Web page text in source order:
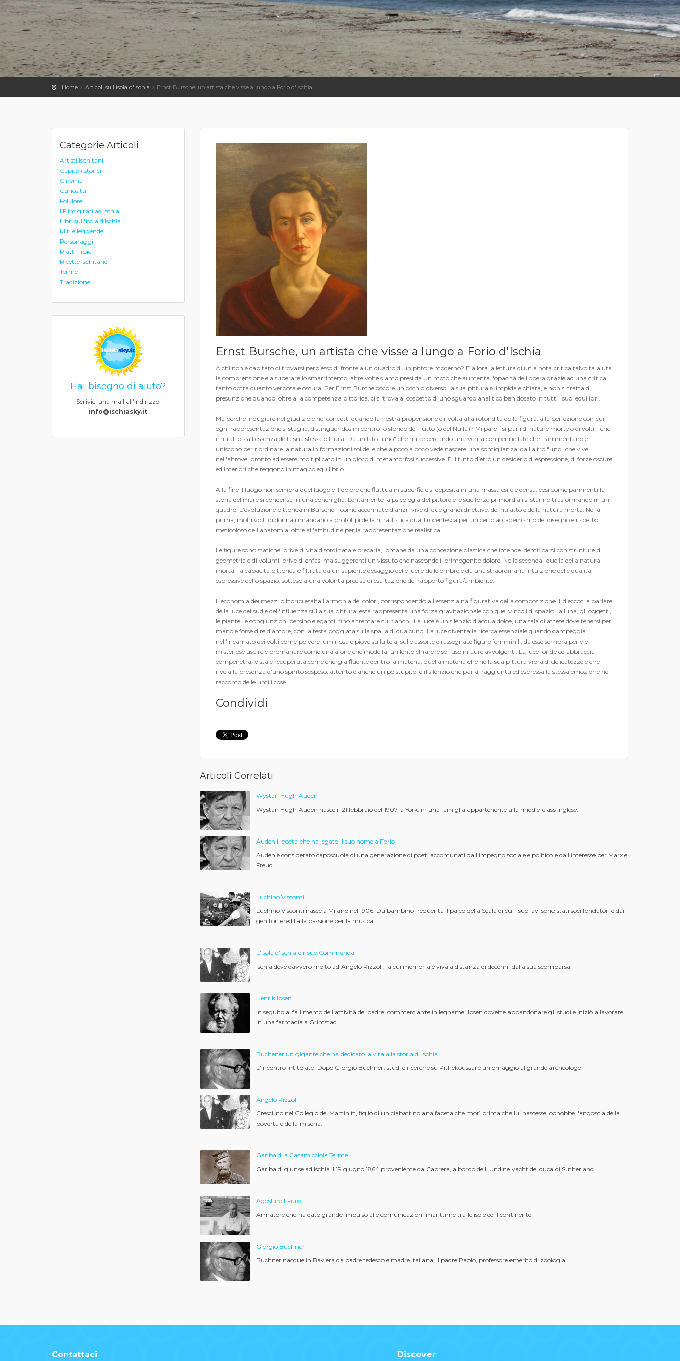
Home Articoli sull'isola d'Ischia Ernst Bursche, un artista che visse a lungo a Forio d'Ischia
Categorie Articoli
Artisti Ischitani
Capitoli storici
Cinema
Curiosità
Folklore
I Film girati ad Ischia
Libri sull'isola d'Ischia
Miti e leggende
Personaggi
Piatti Tipici
Ricette Ischitane
Terme
Tradizione
Hai bisogno di aiuto?
Scrivici una mail all'indirizzo
info@ischiasky.it
Ernst Bursche, un artista che visse a lungo a Forio d'Ischia
A chi non è capitato di trovarsi perplesso di fronte a un quadro di un pittore moderno? E allora la lettura di un a nota critica talvolta aiuta
la comprensione e a superare lo smarrimento, altre volte siamo presi da un moto che aumenta l'opacità dell'opera grazie ad una critica
tanto dotta quanto verbosa e oscura. Per Ernst Burche occore un occhio diverso: la sua pittura è limpida e chiara, e non si tratta di
presunzione quando, oltre alla competenza pittorica, ci si trova al cospetto di uno sguardo analitico ben dosato in tutti i suoi equilibri.
Ma perchè indugiare nel giudizio e nei concetti quando la nostra propensione è rivolta alla rotondità della figura, alla perfezione con cui
ogni rappresentazione si staglia, distinguendosim contro lo sfondo del Tutto (o del Nulla)? Mi pare - si parli di nature morte o di volti - che
il ritratto sia l'essenza della sua stessa pittura. Da un lato "uno" che ritrae cercando una verità con pennellate che frammentano e
uniscono per riordinare la natura in formazioni solide, e che a poco a poco vede nascere una somiglianza; dall'altro "uno" che vive
nell'altrove, pronto ad essere moltiplicato in un gioco di metamorfosi successive. E il tutto dietro un desiderio di espressione, di forze oscure
ed interiori che reggono in magico equilibrio.
Alla fine il luogo non sembra quel luogo e il dolore che fluttua in superficie si deposita in una massa esile e densa, così come parimenti la
storia del mare si condensa in una conchiglia. Lentamente la psicologia del pittore e le sue forze primordiali si stanno trasformando in un
quadro. L'evoluzione pittorica in Bursche - come accennato dianzi- vive di due grandi direttive: del ritratto e della natura morta. Nella
prima, molti volti di donna rimandano a prototipi della ritrattistica quattrocentesca per un certo accademismo del disegno e rispetto
meticoloso dell'anatomia, oltre all'attitudine per la rappresentazione realistica.
Le figure sono statiche, prive di vita disordinata e precaria, lontane da una concezione plastica che intende identificarsi con strutture di
geometria e di volumi, prive di enfasi ma suggerenti un vissuto che nasconde il primogenito dolore. Nella seconda -quella della natura
morta- la capacità pittorica è filtrata da un sapiente dosaggio delle luci e delle ombre e da una straordinaria intuizione delle qualità
espressive dello spazio, sotteso a una volontà precisa di esaltazione del rapporto figura/ambiente.
L'economia dei mezzi pittorici esalta l'armonia dei colori, corrispondendo all'essenzialità figurativa della composizione. Ed eccoci a parlare
della luce del sud e dell'influenza sulla sua pittura; essa rappresenta una forza gravitazionale con quei vincoli di spazio, la luna, gli oggetti,
le piante, le congiunzioni persino eleganti, fino a tremare sui fianchi. La luce è un silenzio d'acqua dolce, una sala di attese dove tenersi per
mano e forse dire d'amore, con la testa poggiata sulla spalla di qualcuno. La luce diventa la ricerca essenziale quando campeggia
nell'incarnato dei volti come polvere luminosa e piove sulla tela, sulle assorte e rassegnate figure femminili; da esse sembra per vie
misteriose uscire e promanare come una alone che modella, un lento chiarore soffuso in aure avvolgenti. La luce fonde ed abbraccia,
compenetra, vista e recuperata come energia fluente dentro la materia, quella materia che nella sua pittura vibra di delicatezze e che
rivela la presenza d'uno spirito sospeso, attento e anche un pò stupito: è il silenzio che parla, raggiunta ed espressa la stessa emozione nel
racconto delle umili cose.
Condividi
Articoli Correlati
Wystan Hugh Auden
Wystan Hugh Auden nasce il 21 febbraio del 1907, a York, in una famiglia appartenente alla middle-class inglese.
Auden il poeta che ha legato il suo nome a Forio
Auden è considerato caposcuola di una generazione di poeti accomunati dall'impegno sociale e politico e dall'interesse per Marx e
Freud.
Luchino Visconti
Luchino Visconti nasce a Milano nel 1906. Da bambino frequenta il palco della Scala di cui i suoi avi sono stati soci fondatori e dai
genitori eredita la passione per la musica.
L'isola d'Ischia e il suo Commenda
Ischia deve davvero molto ad Angelo Rizzoli, la cui memoria è viva a distanza di decenni dalla sua scomparsa.
Henrik Ibsen
In seguito al fallimento dell'attività del padre, commerciante in legname, Ibsen dovette abbandonare gli studi e iniziò a lavorare
in una farmacia a Grimstad.
Buchener un gigante che ha dedicato la vita alla storia di Ischia
L'incontro intitolato: Dopo Giorgio Buchner: studi e ricerche su Pithekoussai è un omaggio al grande archeologo.
Angelo Rizzoli
Cresciuto nel Collegio dei Martinitt, figlio di un ciabattino analfabeta che morì prima che lui nascesse, conobbe l'angoscia della
povertà e della miseria.
Garibaldi a Casamicciola Terme
Garibaldi giunse ad Ischia il 19 giugno 1864 proveniente da Caprera, a bordo dell' Undine yacht del duca di Sutherland.
Agostino Lauro
Armatore che ha dato grande impulso alle comunicazioni marittime tra le isole ed il continente.
Giorgio Buchner
Buchner nacque in Baviera da padre tedesco e madre italiana. Il padre Paolo, professore emerito di zoologia.
Contattaci Discover